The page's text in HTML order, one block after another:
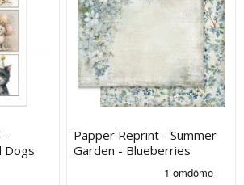
-
Dogs
Papper Reprint - Summer
Garden - Blueberries